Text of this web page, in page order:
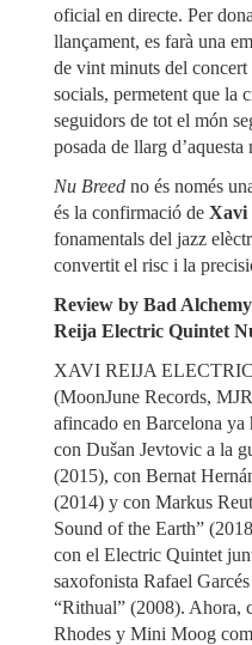
oficial en directe. Per
llançament, es farà una
de vint minuts del
socials, permetent que la
seguidors de tot el món
posada de llarg
Nu Breed no és només
és la confirmació de Xavi
fonamentals del jazz
convertit el risc i la
Review by Bad
Reija Electric Quintet
XAVI REIJA
(MoonJune Records,
afincado en Barcelona ya
con Dušan Jevtovic a la
(2015), con Bernat
(2014) y con Markus
Sound of the Earth”
con el Electric Quintet
saxofonista Rafael
“Rithual” (2008). Ahora,
Rhodes y Mini Moog